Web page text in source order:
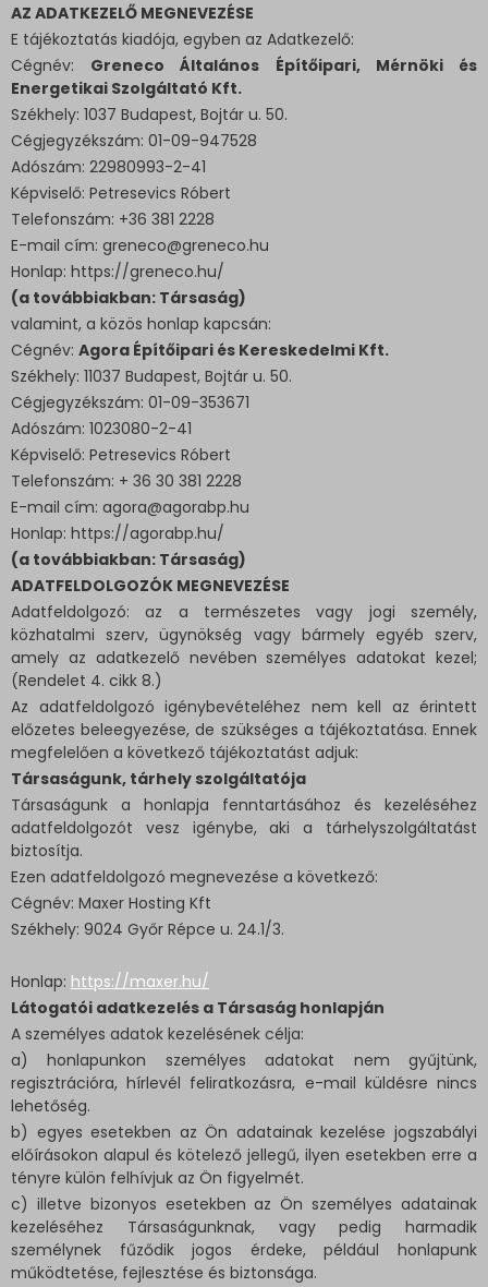
AZ ADATKEZELŐ MEGNEVEZÉSE
E tájékoztatás kiadója, egyben az Adatkezelő:
Cégnév: Greneco Általános Építőipari, Mérnöki és
Energetikai Szolgáltató Kft.
Székhely: 1037 Budapest, Bojtár u. 50.
Cégjegyzékszám: 01-09-947528
Adószám: 22980993-2-41
Képviselő: Petresevics Róbert
Telefonszám: +36 381 2228
E-mail cím: greneco@greneco.hu
Honlap: https://greneco.hu/
(a továbbiakban: Társaság)
valamint, a közös honlap kapcsán:
Cégnév: Agora Építőipari és Kereskedelmi Kft.
Székhely: 11037 Budapest, Bojtár u. 50.
Cégjegyzékszám: 01-09-353671
Adószám: 1023080-2-41
Képviselő: Petresevics Róbert
Telefonszám: + 36 30 381 2228
E-mail cím: agora@agorabp.hu
Honlap: https://agorabp.hu/
(a továbbiakban: Társaság)
ADATFELDOLGOZÓK MEGNEVEZÉSE
Adatfeldolgozó: az a természetes vagy jogi személy,
közhatalmi szerv, ügynökség vagy bármely egyéb szerv,
amely az adatkezelő nevében személyes adatokat kezel;
(Rendelet 4. cikk 8.)
Az adatfeldolgozó igénybevételéhez nem kell az érintett
előzetes beleegyezése, de szükséges a tájékoztatása. Ennek
megfelelően a következő tájékoztatást adjuk:
Társaságunk, tárhely szolgáltatója
Társaságunk a honlapja fenntartásához és kezeléséhez
adatfeldolgozót vesz igénybe, aki a tárhelyszolgáltatást
biztosítja.
Ezen adatfeldolgozó megnevezése a következő:
Cégnév: Maxer Hosting Kft
Székhely: 9024 Győr Répce u. 24.1/3.
Honlap: https://maxer.hu/
Látogatói adatkezelés a Társaság honlapján
A személyes adatok kezelésének célja:
a) honlapunkon személyes adatokat nem gyűjtünk,
regisztrációra, hírlevél feliratkozásra, e-mail küldésre nincs
lehetőség.
b) egyes esetekben az Ön adatainak kezelése jogszabályi
előírásokon alapul és kötelező jellegű, ilyen esetekben erre a
tényre külön felhívjuk az Ön figyelmét.
c) illetve bizonyos esetekben az Ön személyes adatainak
kezeléséhez Társaságunknak, vagy pedig harmadik
személynek fűződik jogos érdeke, például honlapunk
működtetése, fejlesztése és biztonsága.